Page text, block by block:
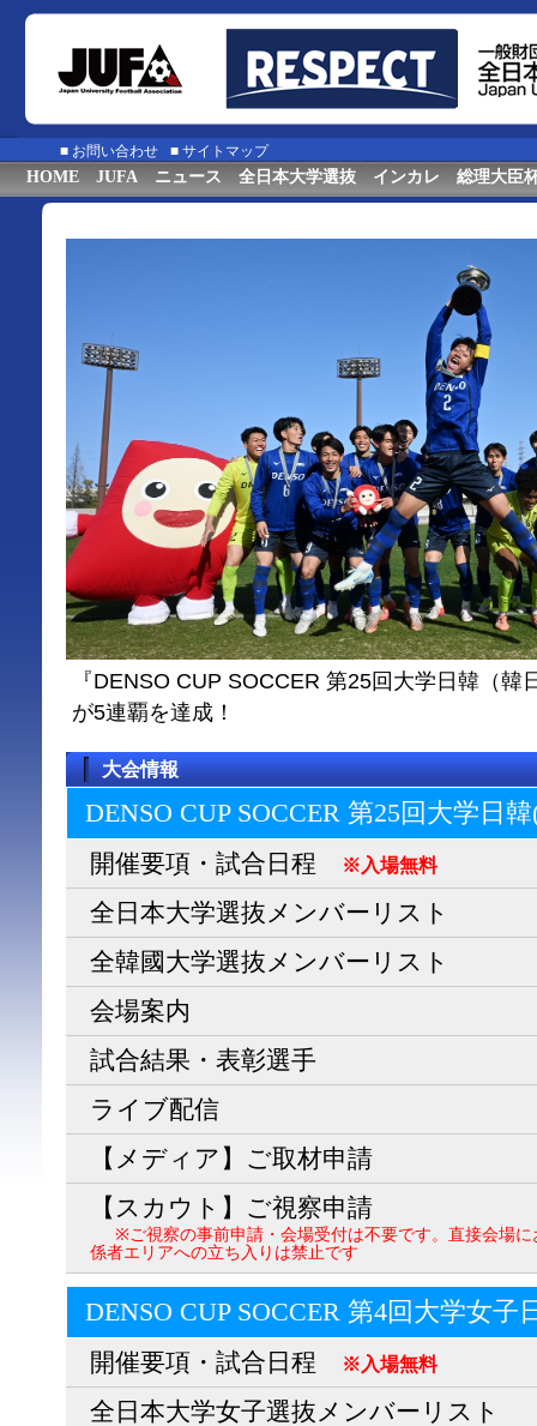
■ お問い合わせ ■ サイトマップ
HOME JUFA ニュース 全日本大学選抜 インカレ 総理大臣
『DENSO CUP SOCCER 第25回大学日韓（
が5連覇を達成！
大会情報
DENSO CUP SOCCER 第25回大学日
開催要項・試合日程 ※入場無料
全日本大学選抜メンバーリスト
全韓國大学選抜メンバーリスト
会場案内
試合結果・表彰選手
ライブ配信
【メディア】ご取材申請
【スカウト】ご視察申請
※ご視察の事前申請・会場受付は不要です。直接会場
係者エリアへの立ち入りは禁止です
DENSO CUP SOCCER 第4回大学女子
開催要項・試合日程 ※入場無料
全日本大学女子選抜メンバーリスト